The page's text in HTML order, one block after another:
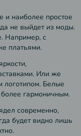
и наиболее простое
не выйдет из моды.
Например, с
платьями.
Или же
логотипом. Белые
гармоничным.
современно,
будет видно лишь